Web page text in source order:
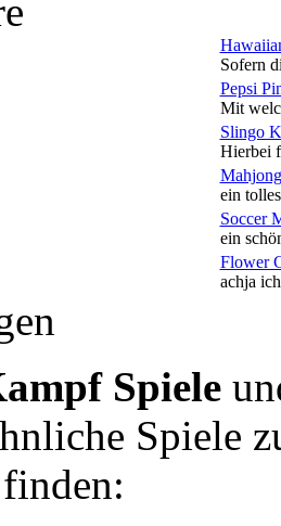
Sofern
Pepsi
Mit
Slingo
Hierbei
ein
Soccer
ein
Flower
achja
Spiele
Spiele